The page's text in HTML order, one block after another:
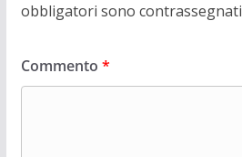
obbligatori sono contrassegnati
Commento *